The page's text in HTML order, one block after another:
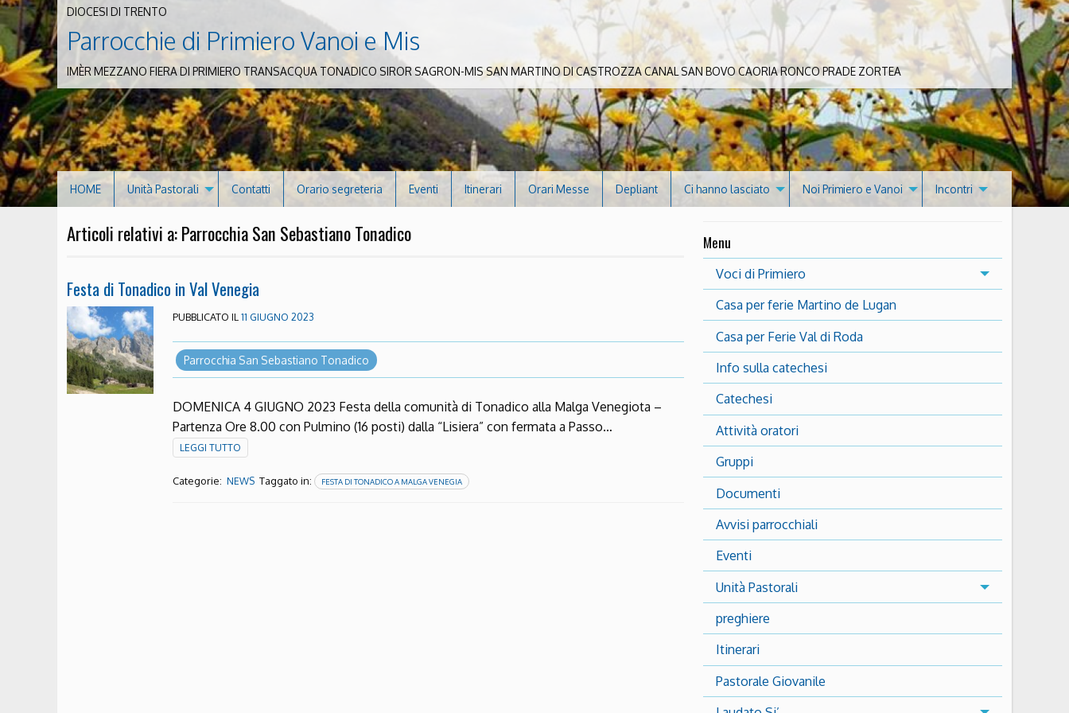
DIOCESI DI TRENTO
Parrocchie di Primiero Vanoi e Mis
IMÈR MEZZANO FIERA DI PRIMIERO TRANSACQUA TONADICO SIROR SAGRON-MIS SAN MARTINO DI CASTROZZA CANAL SAN BOVO CAORIA RONCO PRADE ZORTEA
HOME Unità Pastorali Contatti Orario segreteria Eventi Itinerari Orari Messe Depliant Ci hanno lasciato Noi Primiero e Vanoi Incontri
Articoli relativi a: Parrocchia San Sebastiano Tonadico
Festa di Tonadico in Val Venegia
PUBBLICATO IL11 GIUGNO 2023
Parrocchia San Sebastiano Tonadico
DOMENICA 4 GIUGNO 2023 Festa della comunità di Tonadico alla Malga Venegiota –
Partenza Ore 8.00 con Pulmino (16 posti) dalla “Lisiera” con fermata a Passo…
LEGGI TUTTO
Categorie: NEWS Taggato in: FESTA DI TONADICO A MALGA VENEGIA
Menu
Voci di Primiero
Casa per ferie Martino de Lugan
Casa per Ferie Val di Roda
Info sulla catechesi
Catechesi
Attività oratori
Gruppi
Documenti
Avvisi parrocchiali
Eventi
Unità Pastorali
preghiere
Itinerari
Pastorale Giovanile